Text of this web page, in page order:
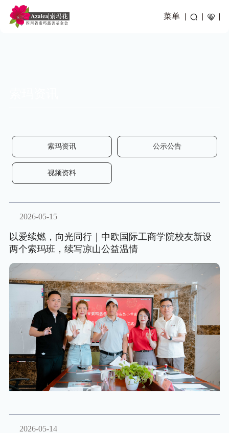
菜单
索玛资讯 公示公告
视频资料
2026-05-15
以爱续燃，向光同行｜中欧国际工商学院校友新设
两个索玛班，续写凉山公益温情
2026-05-14